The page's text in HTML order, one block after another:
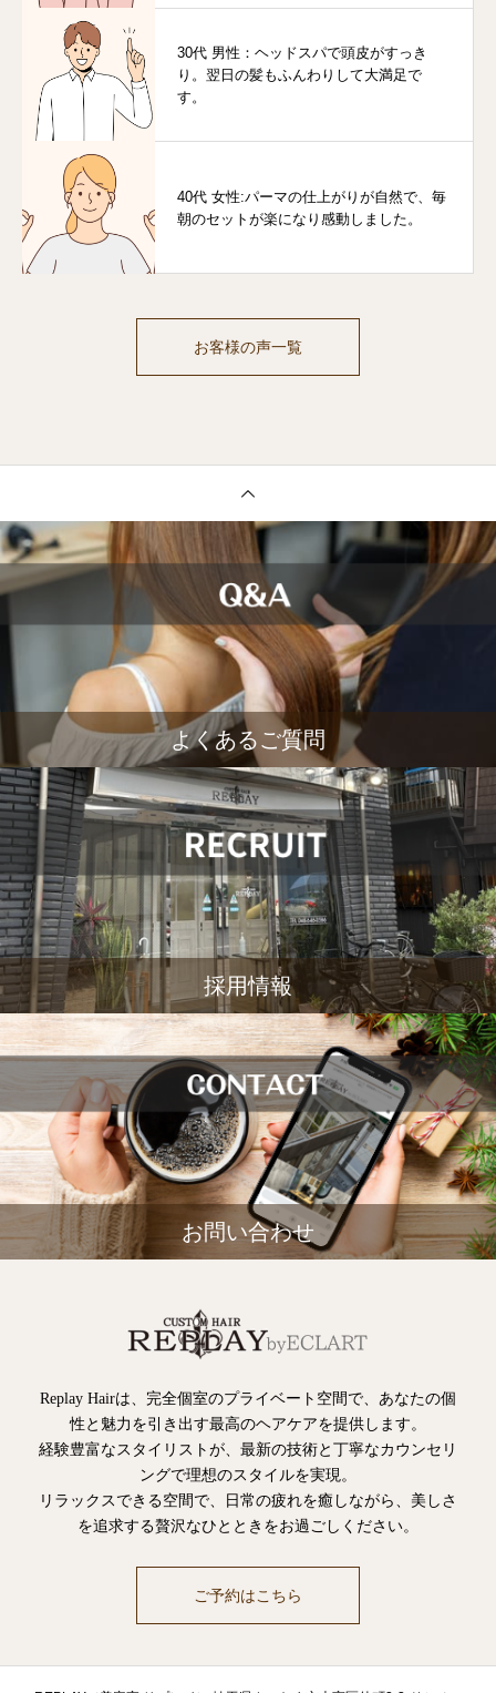
30代 男性：ヘッドスパで頭皮がすっき
り。翌日の髪もふんわりして大満足で
す。
40代 女性:パーマの仕上がりが自然で、毎
朝のセットが楽になり感動しました。
お客様の声一覧
よくあるご質問
採用情報
お問い合わせ
Replay Hairは、完全個室のプライベート空間で、あなたの個
性と魅力を引き出す最高のヘアケアを提供します。
経験豊富なスタイリストが、最新の技術と丁寧なカウンセリ
ングで理想のスタイルを実現。
リラックスできる空間で、日常の疲れを癒しながら、美しさ
を追求する贅沢なひとときをお過ごしください。
ご予約はこちら